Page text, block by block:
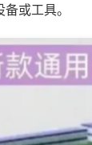
或工具。